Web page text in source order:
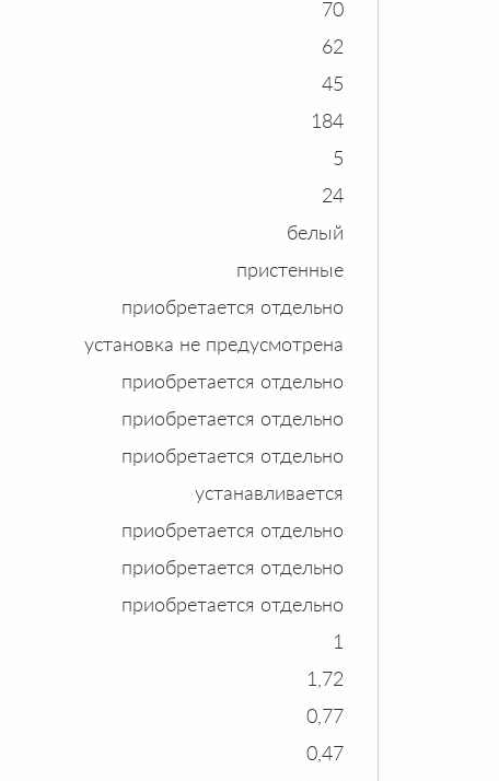
70
62
45
184
5
24
белый
пристенные
приобретается отдельно
установка не предусмотрена
приобретается отдельно
приобретается отдельно
приобретается отдельно
устанавливается
приобретается отдельно
приобретается отдельно
приобретается отдельно
1
1,72
0,77
0,47